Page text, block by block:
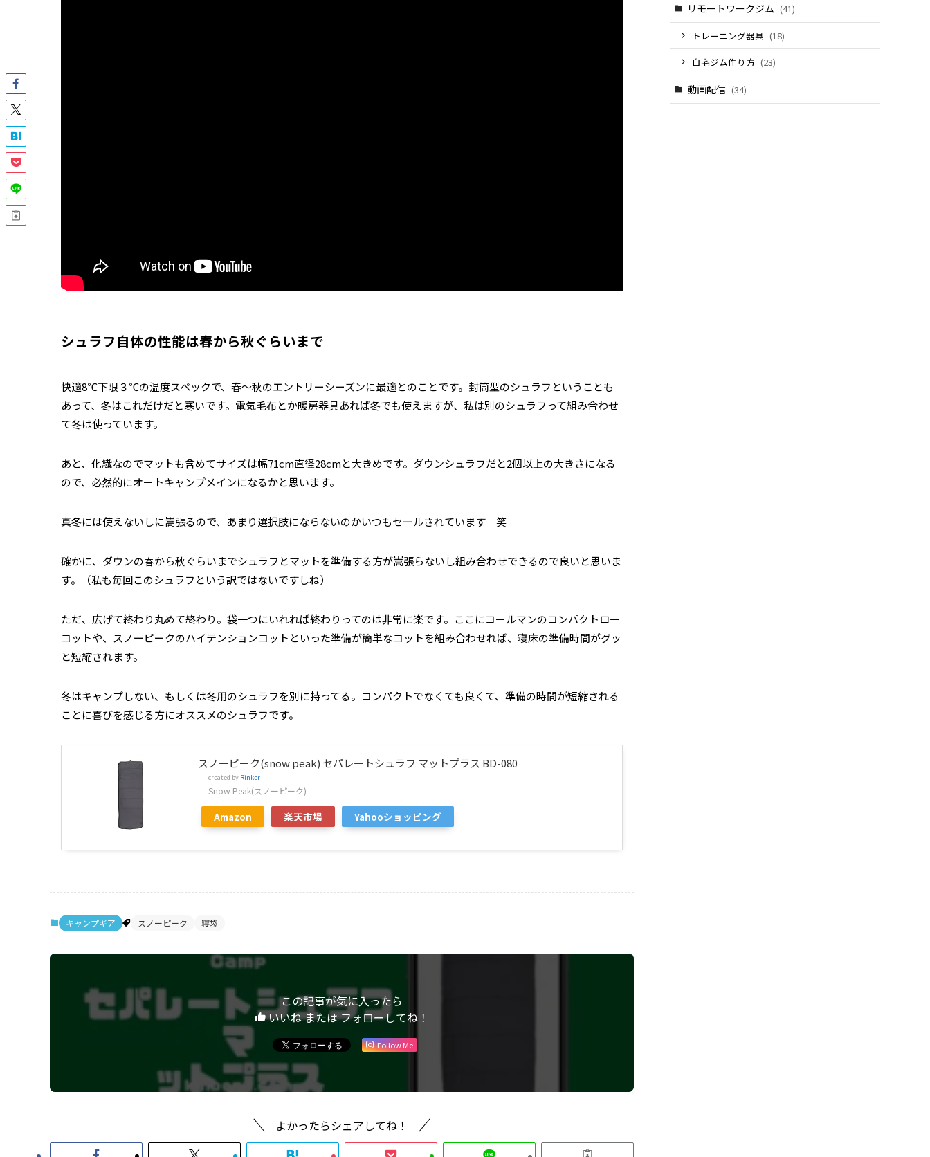
シュラフ自体の性能は春から秋ぐらいまで
快適8℃下限３℃の温度スペックで、春〜秋のエントリーシーズンに最適とのことです。封筒型のシュラフということも
あって、冬はこれだけだと寒いです。電気毛布とか暖房器具あれば冬でも使えますが、私は別のシュラフって組み合わせ
て冬は使っています。
あと、化繊なのでマットも含めてサイズは幅71cm直径28cmと大きめです。ダウンシュラフだと2個以上の大きさになる
ので、必然的にオートキャンプメインになるかと思います。
真冬には使えないしに嵩張るので、あまり選択肢にならないのかいつもセールされています 笑
確かに、ダウンの春から秋ぐらいまでシュラフとマットを準備する方が嵩張らないし組み合わせできるので良いと思いま
す。（私も毎回このシュラフという訳ではないですしね）
ただ、広げて終わり丸めて終わり。袋一つにいれれば終わりってのは非常に楽です。ここにコールマンのコンパクトロー
コットや、スノーピークのハイテンションコットといった準備が簡単なコットを組み合わせれば、寝床の準備時間がグッ
と短縮されます。
冬はキャンプしない、もしくは冬用のシュラフを別に持ってる。コンパクトでなくても良くて、準備の時間が短縮される
ことに喜びを感じる方にオススメのシュラフです。
スノーピーク(snow peak) セパレートシュラフ マットプラス BD-080
created by Rinker
Snow Peak(スノーピーク)
Amazon 楽天市場 Yahooショッピング
キャンプギア スノーピーク 寝袋
この記事が気に入ったら
いいね または フォローしてね！
Follow Me
よかったらシェアしてね！
リモートワークジム (41)
トレーニング器具 (18)
自宅ジム作り方 (23)
動画配信 (34)